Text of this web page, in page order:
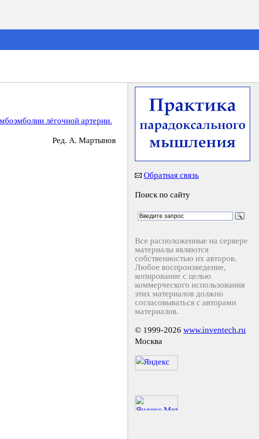
лёгочной артерии.
Peд. A. Mapтынoв
Обратная связь
Поиск по сайту
Все расположенные на сервере
материалы являются
собственностью их авторов.
Любое воспроизведение,
копирование с целью
коммерческого использования
этих материалов должно
согласовываться с авторами
материалов.
© 1999-2026 www.inventech.ru
Москва